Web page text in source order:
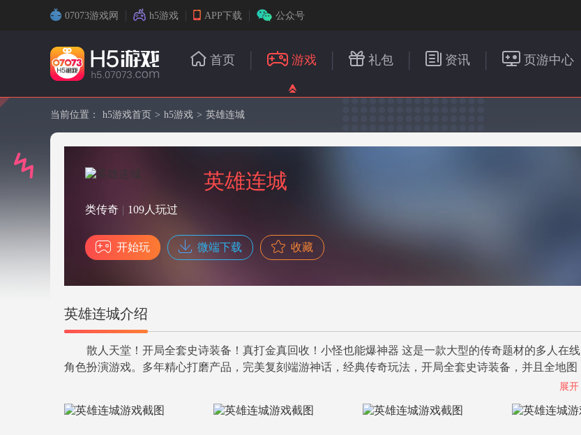
07073游戏网 h5游戏 APP下载 公众号
首页 游戏 礼包 资讯 页游中心
当前位置： h5游戏首页 > h5游戏 > 英雄连城
英雄连城
类传奇 | 109人玩过
开始玩 微端下载 收藏
英雄连城介绍
散人天堂！开局全套史诗装备！真打金真回收！小怪也能爆神器 这是一款大型的传奇题材的多人在线
角色扮演游戏。多年精心打磨产品，完美复刻端游神话，经典传奇玩法，开局全套史诗装备，并且全地图
展开